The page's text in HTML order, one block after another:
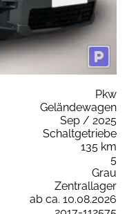
Pkw
Geländewagen
Sep / 2025
Schaltgetriebe
135 km
5
Grau
Zentrallager
ab ca. 10.08.2026